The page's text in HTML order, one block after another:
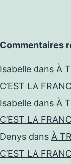
Commentaires
Isabelle dans À
C’EST LA
Isabelle dans À
C’EST LA
Denys dans À
C’EST LA